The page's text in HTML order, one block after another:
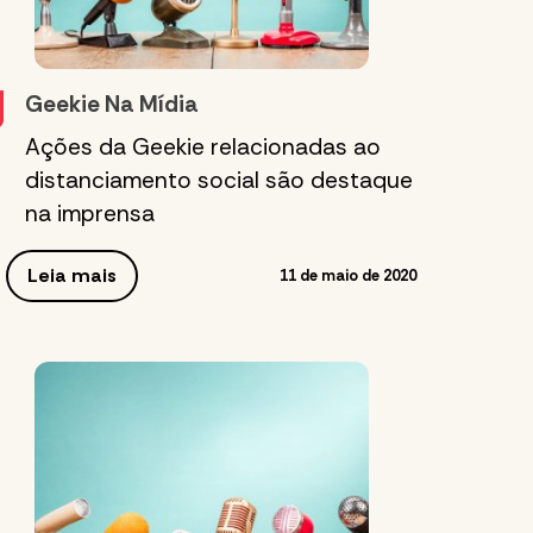
Geekie Na Mídia
Ações da Geekie relacionadas ao
distanciamento social são destaque
na imprensa
Leia mais 11 de maio de 2020